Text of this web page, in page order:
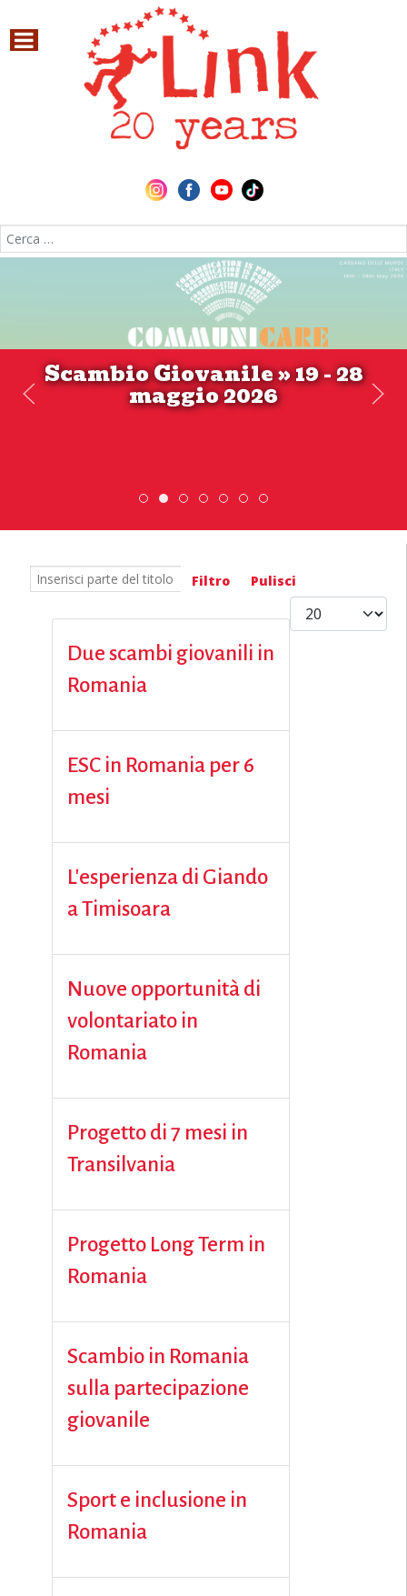
Cerca nel sito
Scambio Giovanile » 19 - 28
maggio 2026
DiscoverEu Inclusion
Scambio Giovanile » 19 - 28
ESC » VolontariatoScopri dove sono i
Inserisci parte del titolo Filtro Pulisci
Visualizza #
Due scambi giovanili in
Romania
ESC in Romania per 6
mesi
L'esperienza di Giando
a Timisoara
Nuove opportunità di
volontariato in
Romania
Progetto di 7 mesi in
Transilvania
Progetto Long Term in
Romania
Scambio in Romania
sulla partecipazione
giovanile
Sport e inclusione in
Romania